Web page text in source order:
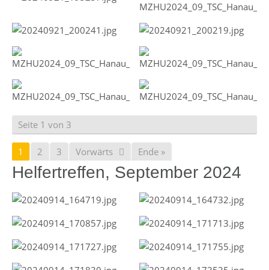
Seite 1 von 3
1 2 3 Vorwärts Ende »
Helfertreffen, September 2024